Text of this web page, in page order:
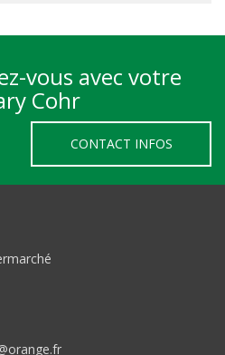
vous avec votre
Cohr
CONTACT INFOS